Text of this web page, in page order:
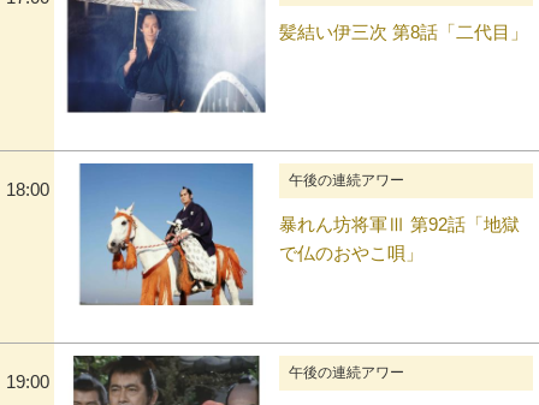
髪結い伊三次 第8話「二代目」
18:00 午後の連続アワー
暴れん坊将軍Ⅲ 第92話「地獄
で仏のおやこ唄」
19:00 午後の連続アワー